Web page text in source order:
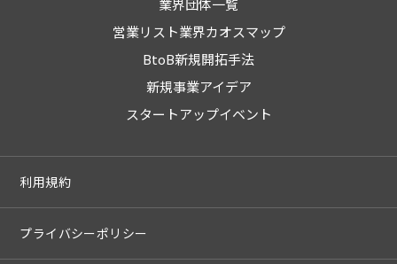
業界団体一覧
営業リスト業界カオスマップ
BtoB新規開拓手法
新規事業アイデア
スタートアップイベント
利用規約
プライバシーポリシー